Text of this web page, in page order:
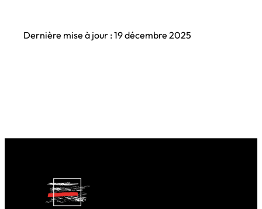
Dernière mise à jour : 19 décembre 2025